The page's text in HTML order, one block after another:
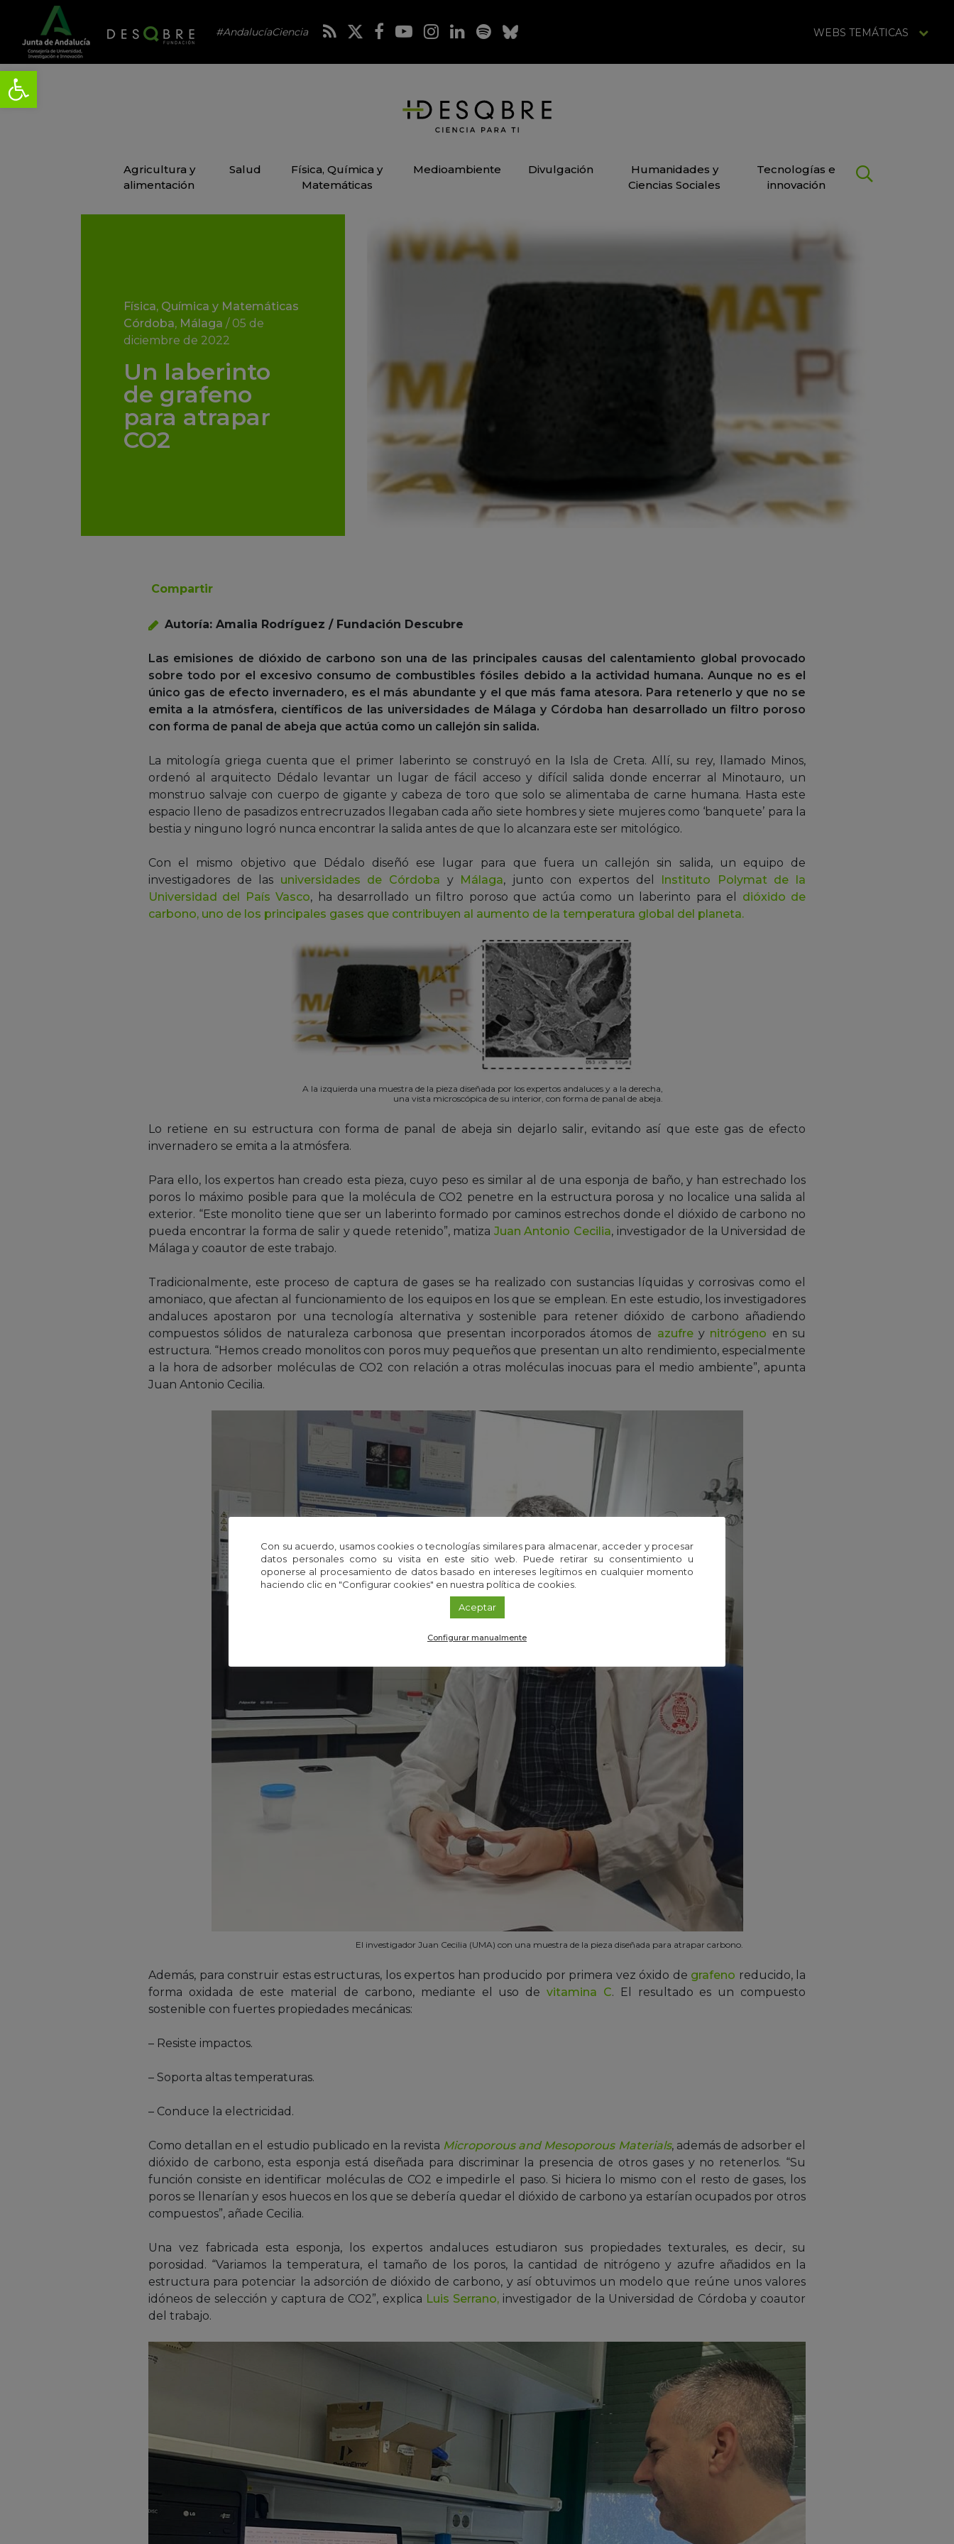
#AndalucíaCiencia WEBS TEMÁTICAS
Agricultura y
alimentación
Salud
Física, Química y
Matemáticas
Medioambiente Divulgación
Humanidades y
Ciencias Sociales
Tecnologías e
innovación
Física, Química y Matemáticas
Córdoba, Málaga / 05 de
diciembre de 2022
Un laberinto
de grafeno
para atrapar
CO2
Compartir
Autoría: Amalia Rodríguez / Fundación Descubre
Las emisiones de dióxido de carbono son una de las principales causas del calentamiento global provocado
sobre todo por el excesivo consumo de combustibles fósiles debido a la actividad humana. Aunque no es el
único gas de efecto invernadero, es el más abundante y el que más fama atesora. Para retenerlo y que no se
emita a la atmósfera, científicos de las universidades de Málaga y Córdoba han desarrollado un filtro poroso
con forma de panal de abeja que actúa como un callejón sin salida.
La mitología griega cuenta que el primer laberinto se construyó en la Isla de Creta. Allí, su rey, llamado Minos,
ordenó al arquitecto Dédalo levantar un lugar de fácil acceso y difícil salida donde encerrar al Minotauro, un
monstruo salvaje con cuerpo de gigante y cabeza de toro que solo se alimentaba de carne humana. Hasta este
espacio lleno de pasadizos entrecruzados llegaban cada año siete hombres y siete mujeres como ‘banquete’ para la
bestia y ninguno logró nunca encontrar la salida antes de que lo alcanzara este ser mitológico.
Con el mismo objetivo que Dédalo diseñó ese lugar para que fuera un callejón sin salida, un equipo de
investigadores de las universidades de Córdoba y Málaga, junto con expertos del Instituto Polymat de la
Universidad del País Vasco, ha desarrollado un filtro poroso que actúa como un laberinto para el dióxido de
carbono, uno de los principales gases que contribuyen al aumento de la temperatura global del planeta.
A la izquierda una muestra de la pieza diseñada por los expertos andaluces y a la derecha,
una vista microscópica de su interior, con forma de panal de abeja.
Lo retiene en su estructura con forma de panal de abeja sin dejarlo salir, evitando así que este gas de efecto
invernadero se emita a la atmósfera.
Para ello, los expertos han creado esta pieza, cuyo peso es similar al de una esponja de baño, y han estrechado los
poros lo máximo posible para que la molécula de CO2 penetre en la estructura porosa y no localice una salida al
exterior. “Este monolito tiene que ser un laberinto formado por caminos estrechos donde el dióxido de carbono no
pueda encontrar la forma de salir y quede retenido”, matiza Juan Antonio Cecilia, investigador de la Universidad de
Málaga y coautor de este trabajo.
Tradicionalmente, este proceso de captura de gases se ha realizado con sustancias líquidas y corrosivas como el
amoniaco, que afectan al funcionamiento de los equipos en los que se emplean. En este estudio, los investigadores
andaluces apostaron por una tecnología alternativa y sostenible para retener dióxido de carbono añadiendo
compuestos sólidos de naturaleza carbonosa que presentan incorporados átomos de azufreynitrógeno en su
estructura. “Hemos creado monolitos con poros muy pequeños que presentan un alto rendimiento, especialmente
a la hora de adsorber moléculas de CO2 con relación a otras moléculas inocuas para el medio ambiente”, apunta
Juan Antonio Cecilia.
El investigador Juan Cecilia (UMA) con una muestra de la pieza diseñada para atrapar carbono.
Además, para construir estas estructuras, los expertos han producido por primera vez óxido de grafeno reducido, la
forma oxidada de este material de carbono, mediante el uso devitamina C. El resultado es un compuesto
sostenible con fuertes propiedades mecánicas:
– Resiste impactos.
– Soporta altas temperaturas.
– Conduce la electricidad.
Como detallan en el estudio publicado en la revista Microporous and Mesoporous Materials, además de adsorber el
dióxido de carbono, esta esponja está diseñada para discriminar la presencia de otros gases y no retenerlos. “Su
función consiste en identificar moléculas de CO2 e impedirle el paso. Si hiciera lo mismo con el resto de gases, los
poros se llenarían y esos huecos en los que se debería quedar el dióxido de carbono ya estarían ocupados por otros
compuestos”, añade Cecilia.
Una vez fabricada esta esponja, los expertos andaluces estudiaron sus propiedades texturales, es decir, su
porosidad. “Variamos la temperatura, el tamaño de los poros, la cantidad de nitrógeno y azufre añadidos en la
estructura para potenciar la adsorción de dióxido de carbono, y así obtuvimos un modelo que reúne unos valores
idóneos de selección y captura de CO2”, explica Luis Serrano, investigador de la Universidad de Córdoba y coautor
del trabajo.
Con su acuerdo, usamos cookies o tecnologías similares para almacenar, acceder y procesar
datos personales como su visita en este sitio web. Puede retirar su consentimiento u
oponerse al procesamiento de datos basado en intereses legítimos en cualquier momento
haciendo clic en "Configurar cookies" en nuestra política de cookies.
Aceptar
Configurar manualmente